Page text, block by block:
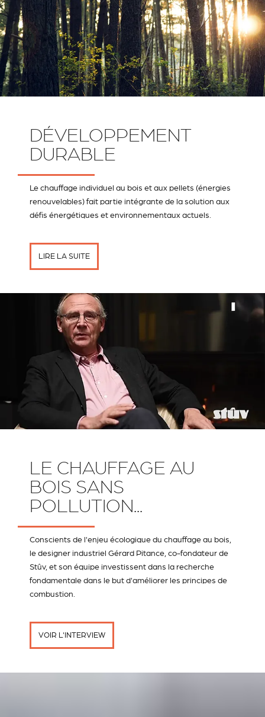
DÉVELOPPEMENT
DURABLE
Le chauffage individuel au bois et aux pellets (énergies
renouvelables) fait partie intégrante de la solution aux
défis énergétiques et environnementaux actuels.
LIRE LA SUITE
LE CHAUFFAGE AU
BOIS SANS
POLLUTION...
Conscients de l'enjeu écologique du chauffage au bois,
le designer industriel Gérard Pitance, co-fondateur de
Stûv, et son équipe investissent dans la recherche
fondamentale dans le but d'améliorer les principes de
combustion.
VOIR L'INTERVIEW